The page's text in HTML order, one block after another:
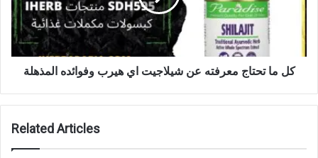
كل ما تحتاج معرفته عن شيلاجيت اي هيرب وفوائده المذهلة
Related Articles